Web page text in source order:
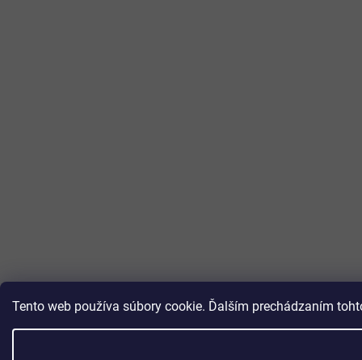
Tento web používa súbory cookie. Ďalším prechádzaním